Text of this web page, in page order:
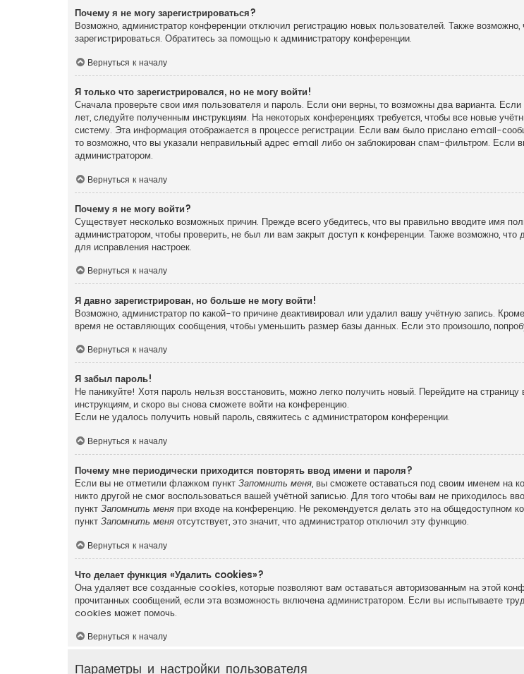
Почему я не могу зарегистрироваться?
Возможно, администратор конференции отключил регистрацию новых пользователей. Также
зарегистрироваться. Обратитесь за помощью к администратору конференции.
Вернуться к началу
Я только что зарегистрировался, но не могу войти!
Сначала проверьте свои имя пользователя и пароль. Если они верны, то возможны два варианта.
лет, следуйте полученным инструкциям. На некоторых конференциях требуется, чтобы все новые
систему. Эта информация отображается в процессе регистрации. Если вам было прислано email-
то возможно, что вы указали неправильный адрес email либо он заблокирован спам-фильтром. Если
администратором.
Вернуться к началу
Почему я не могу войти?
Существует несколько возможных причин. Прежде всего убедитесь, что вы правильно вводите имя
администратором, чтобы проверить, не был ли вам закрыт доступ к конференции. Также возможно,
для исправления настроек.
Вернуться к началу
Я давно зарегистрирован, но больше не могу войти!
Возможно, администратор по какой-то причине деактивировал или удалил вашу учётную запись.
время не оставляющих сообщения, чтобы уменьшить размер базы данных. Если это произошло,
Вернуться к началу
Я забыл пароль!
Не паникуйте! Хотя пароль нельзя восстановить, можно легко получить новый. Перейдите на
инструкциям, и скоро вы снова сможете войти на конференцию.
Если не удалось получить новый пароль, свяжитесь с администратором конференции.
Вернуться к началу
Почему мне периодически приходится повторять ввод имени и пароля?
Если вы не отметили флажком пункт Запомнить меня, вы сможете оставаться под своим именем на
никто другой не смог воспользоваться вашей учётной записью. Для того чтобы вам не приходилось
пункт Запомнить меня при входе на конференцию. Не рекомендуется делать это на общедоступном
пункт Запомнить меня отсутствует, это значит, что администратор отключил эту функцию.
Вернуться к началу
Что делает функция «Удалить cookies»?
Она удаляет все созданные cookies, которые позволяют вам оставаться авторизованным на этой
прочитанных сообщений, если эта возможность включена администратором. Если вы испытываете
cookies может помочь.
Вернуться к началу
Параметры и настройки пользователя